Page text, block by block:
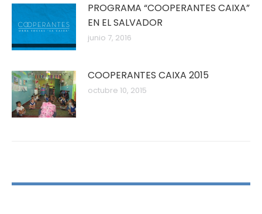
PROGRAMA “COOPERANTES CAIXA”
EN EL SALVADOR
junio 7, 2016
COOPERANTES CAIXA 2015
octubre 10, 2015